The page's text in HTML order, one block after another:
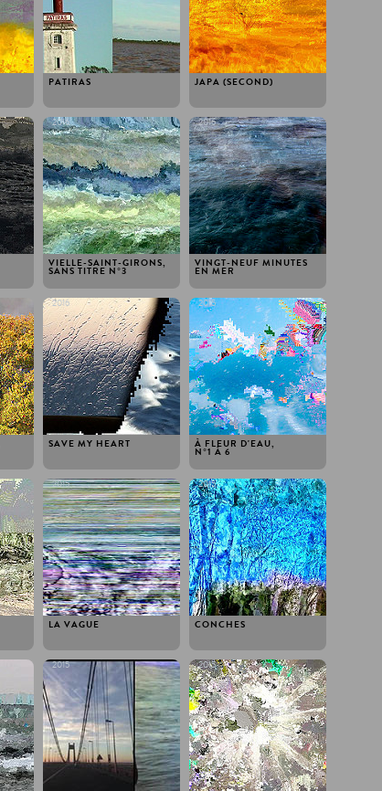
PATIRAS JAPA (SECOND)
VIELLE-SAINT-GIRONS,
SANS TITRE N ° 3
2016
VINGT-NEUF MINUTES
EN MER
2016
SAVE MY HEART
2016
À FLEUR D'EAU,
N°1 À 6
2015
LA VAGUE
2015
CONCHES
2015
2015 2015